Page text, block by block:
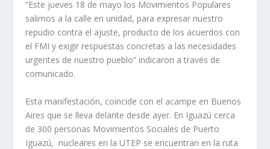
“Este jueves 18 de mayo los Movimientos Populares
salimos a la calle en unidad, para expresar nuestro
repudio contra el ajuste, producto de los acuerdos con
el FMI y exigir respuestas concretas a las necesidades
urgentes de nuestro pueblo” indicaron a través de
comunicado.
Esta manifestación, coincide con el acampe en Buenos
Aires que se lleva delante desde ayer. En Iguazú cerca
de 300 personas Movimientos Sociales de Puerto
Iguazú, nucleares en la UTEP se encuentran en la ruta